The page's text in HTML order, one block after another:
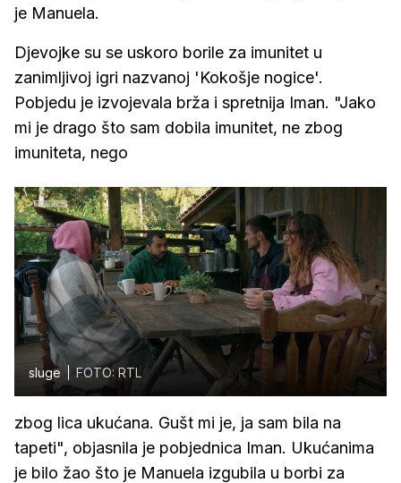
je Manuela.
Djevojke su se uskoro borile za imunitet u
zanimljivoj igri nazvanoj 'Kokošje nogice'.
Pobjedu je izvojevala brža i spretnija Iman. "Jako
mi je drago što sam dobila imunitet, ne zbog
imuniteta, nego
sluge FOTO: RTL
zbog lica ukućana. Gušt mi je, ja sam bila na
tapeti", objasnila je pobjednica Iman. Ukućanima
je bilo žao što je Manuela izgubila u borbi za